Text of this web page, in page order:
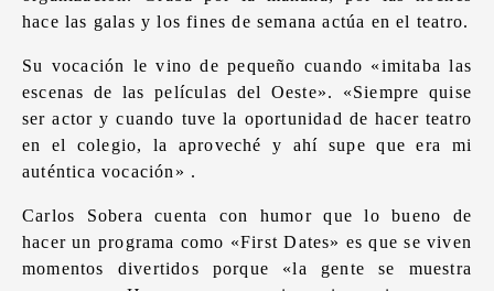
hace las galas y los fines de semana actúa en el teatro.
Su vocación le vino de pequeño cuando «imitaba las
escenas de las películas del Oeste». «Siempre quise
ser actor y cuando tuve la oportunidad de hacer teatro
en el colegio, la aproveché y ahí supe que era mi
auténtica vocación» .
Carlos Sobera cuenta con humor que lo bueno de
hacer un programa como «First Dates» es que se viven
momentos divertidos porque «la gente se muestra